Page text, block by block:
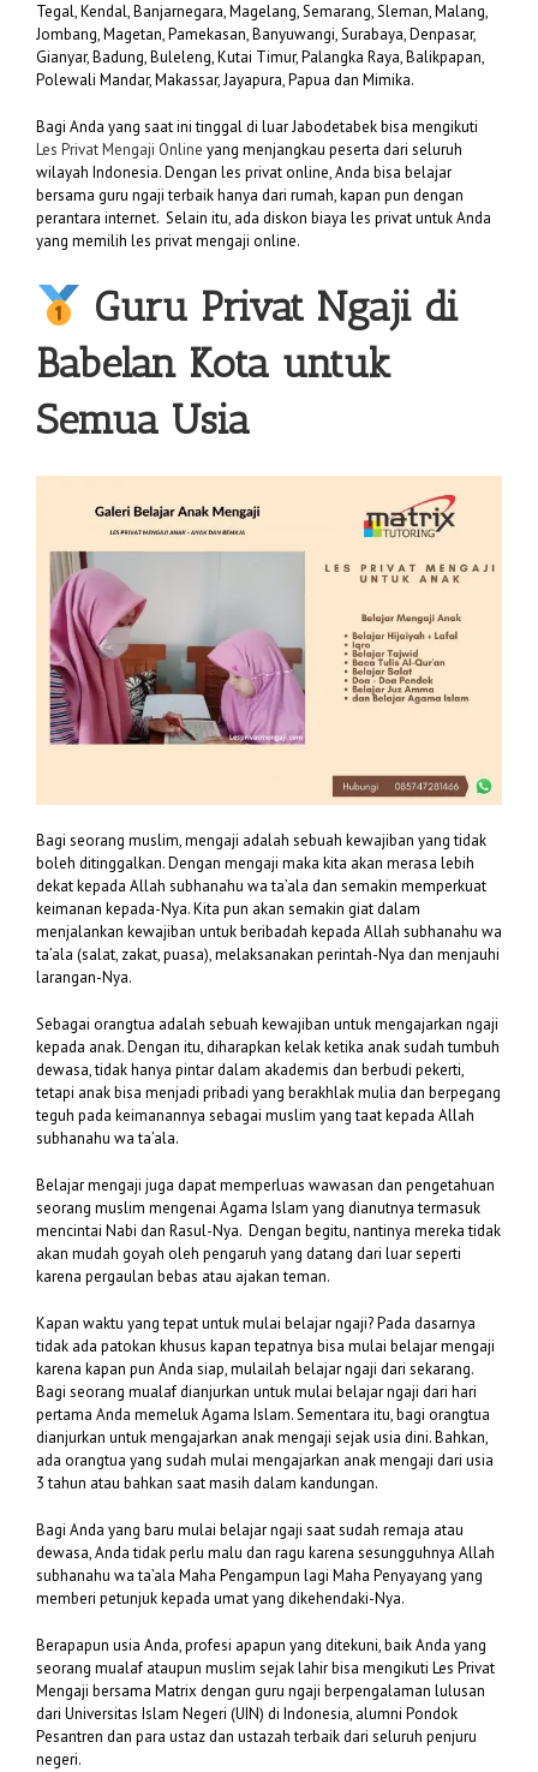
Tegal, Kendal, Banjarnegara, Magelang, Semarang, Sleman, Malang,
Jombang, Magetan, Pamekasan, Banyuwangi, Surabaya, Denpasar,
Gianyar, Badung, Buleleng, Kutai Timur, Palangka Raya, Balikpapan,
Polewali Mandar, Makassar, Jayapura, Papua dan Mimika.
Bagi Anda yang saat ini tinggal di luar Jabodetabek bisa mengikuti
Les Privat Mengaji Online yang menjangkau peserta dari seluruh
wilayah Indonesia. Dengan les privat online, Anda bisa belajar
bersama guru ngaji terbaik hanya dari rumah, kapan pun dengan
perantara internet. Selain itu, ada diskon biaya les privat untuk Anda
yang memilih les privat mengaji online.
Guru Privat Ngaji di
Babelan Kota untuk
Semua Usia
Bagi seorang muslim, mengaji adalah sebuah kewajiban yang tidak
boleh ditinggalkan. Dengan mengaji maka kita akan merasa lebih
dekat kepada Allah subhanahu wa ta’ala dan semakin memperkuat
keimanan kepada-Nya. Kita pun akan semakin giat dalam
menjalankan kewajiban untuk beribadah kepada Allah subhanahu wa
ta’ala (salat, zakat, puasa), melaksanakan perintah-Nya dan menjauhi
larangan-Nya.
Sebagai orangtua adalah sebuah kewajiban untuk mengajarkan ngaji
kepada anak. Dengan itu, diharapkan kelak ketika anak sudah tumbuh
dewasa, tidak hanya pintar dalam akademis dan berbudi pekerti,
tetapi anak bisa menjadi pribadi yang berakhlak mulia dan berpegang
teguh pada keimanannya sebagai muslim yang taat kepada Allah
subhanahu wa ta’ala.
Belajar mengaji juga dapat memperluas wawasan dan pengetahuan
seorang muslim mengenai Agama Islam yang dianutnya termasuk
mencintai Nabi dan Rasul-Nya. Dengan begitu, nantinya mereka tidak
akan mudah goyah oleh pengaruh yang datang dari luar seperti
karena pergaulan bebas atau ajakan teman.
Kapan waktu yang tepat untuk mulai belajar ngaji? Pada dasarnya
tidak ada patokan khusus kapan tepatnya bisa mulai belajar mengaji
karena kapan pun Anda siap, mulailah belajar ngaji dari sekarang.
Bagi seorang mualaf dianjurkan untuk mulai belajar ngaji dari hari
pertama Anda memeluk Agama Islam. Sementara itu, bagi orangtua
dianjurkan untuk mengajarkan anak mengaji sejak usia dini. Bahkan,
ada orangtua yang sudah mulai mengajarkan anak mengaji dari usia
3 tahun atau bahkan saat masih dalam kandungan.
Bagi Anda yang baru mulai belajar ngaji saat sudah remaja atau
dewasa, Anda tidak perlu malu dan ragu karena sesungguhnya Allah
subhanahu wa ta’ala Maha Pengampun lagi Maha Penyayang yang
memberi petunjuk kepada umat yang dikehendaki-Nya.
Berapapun usia Anda, profesi apapun yang ditekuni, baik Anda yang
seorang mualaf ataupun muslim sejak lahir bisa mengikuti Les Privat
Mengaji bersama Matrix dengan guru ngaji berpengalaman lulusan
dari Universitas Islam Negeri (UIN) di Indonesia, alumni Pondok
Pesantren dan para ustaz dan ustazah terbaik dari seluruh penjuru
negeri.